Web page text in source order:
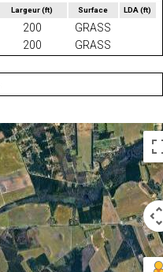
Largeur(ft) Surface LDA(ft)
200
GRASS
200 GRASS